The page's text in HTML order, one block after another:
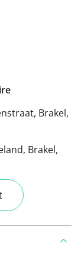
Brakel,
Brakel,